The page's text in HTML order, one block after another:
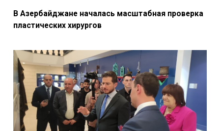
В Азербайджане началась масштабная проверка
пластических хирургов